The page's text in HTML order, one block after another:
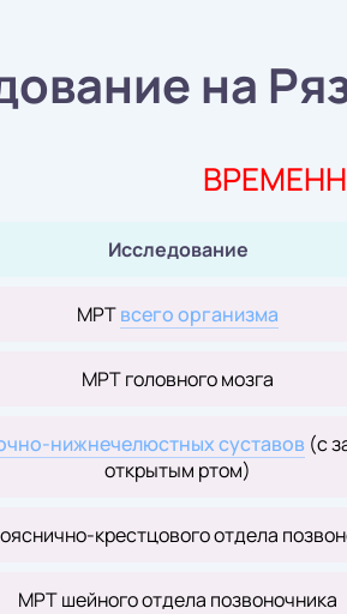
на
Исследование
МРТвсего организма
МРТ головного мозга
нижнечелюстных суставов (с
открытым ртом)
крестцового отдела
МРТ шейного отдела позвоночника